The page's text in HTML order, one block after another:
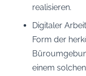
realisieren.
Digitaler
Form der
einem